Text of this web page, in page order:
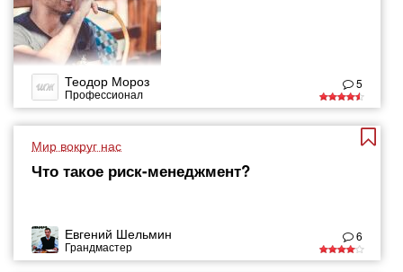
Теодор Мороз
Профессионал
5
Мир вокруг нас
Что такое риск-менеджмент?
Евгений Шельмин
Грандмастер
6